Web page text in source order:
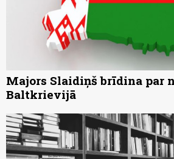
Majors Slaidiņš brīdina par
Baltkrievijā